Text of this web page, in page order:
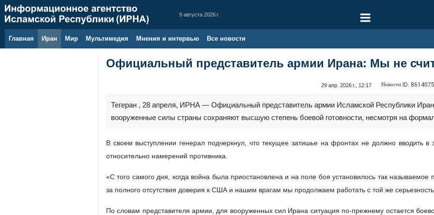
9 августа 2026 г.
Главная Иран Мир Мультимедия Мнения и интервью Все новости
Официальный представитель армии Ирана: Мы не
29 апр. 2026 г., 12:17 Новости ID:
Тегеран , 28 апреля, ИРНА — Официальный представитель армии Исламской Республики
вооруженные силы страны сохраняют высшую степень боевой готовности, несмотря на
В своем выступлении генерал подчеркнул, что текущее затишье на фронтах не должно вводить
относительно намерений противника.
«С того самого дня, когда война была приостановлена и на поле боя установилось так
за полного отсутствия доверия к США и нашим врагам мы продолжаем работать с той же
По словам представителя армии, для вооруженных сил Ирана ситуация по-прежнему остается